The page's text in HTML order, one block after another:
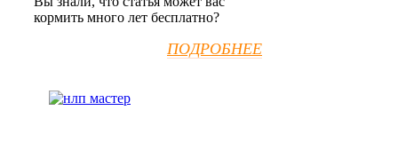
кормить много лет бесплатно?
ПОДРОБНЕЕ